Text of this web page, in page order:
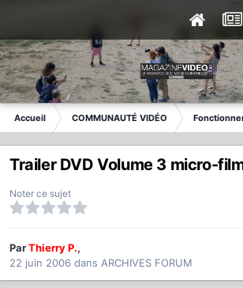
Accueil COMMUNAUTÉ VIDÉO
Trailer DVD Volume 3 micro-
Noter ce sujet
ParThierry P.,
22 juin 2006 dans ARCHIVES FORUM